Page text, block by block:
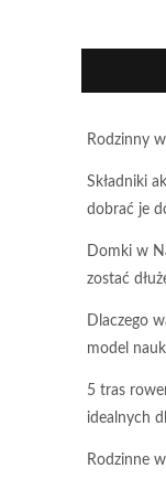
Rodzinny
Składniki
dobrać je
Domki w
zostać
Dlaczego
model
5 tras
idealnych
Rodzinne